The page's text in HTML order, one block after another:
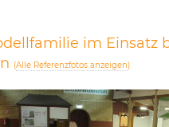
im Einsatz
(Alle Referenzfotos anzeigen)